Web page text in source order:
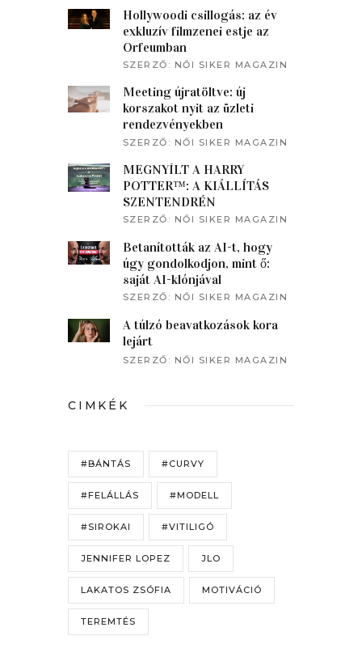
Hollywoodi csillogás: az év
exkluzív filmzenei estje az
Orfeumban
SZERZŐ: NŐI SIKER MAGAZIN
Meeting újratöltve: új
korszakot nyit az üzleti
rendezvényekben
SZERZŐ: NŐI SIKER MAGAZIN
MEGNYÍLT A HARRY
POTTER™: A KIÁLLÍTÁS
SZENTENDRÉN
SZERZŐ: NŐI SIKER MAGAZIN
Betanították az AI-t, hogy
úgy gondolkodjon, mint ő:
saját AI-klónjával
beszélgetett a műsorvezető
SZERZŐ: NŐI SIKER MAGAZIN
A túlzó beavatkozások kora
lejárt
SZERZŐ: NŐI SIKER MAGAZIN
CIMKÉK
#BÁNTÁS #CURVY
#FELÁLLÁS #MODELL
#SIROKAI #VITILIGÓ
JENNIFER LOPEZ JLO
LAKATOS ZSÓFIA MOTIVÁCIÓ
TEREMTÉS